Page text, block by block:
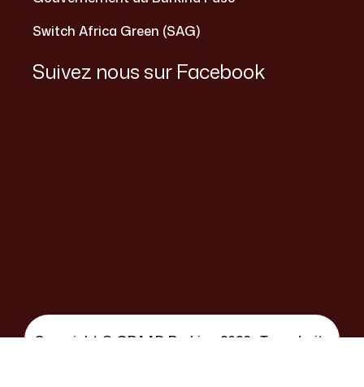
Switch Africa Green (SAG)
Suivez nous sur Facebook
Copyright © GRAAD Burkina 2026 . Tous droits